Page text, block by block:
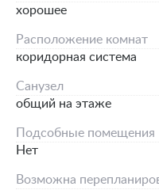
хорошее
Расположение комнат
коридорная система
Санузел
общий на этаже
Подсобные помещения
Нет
Возможна